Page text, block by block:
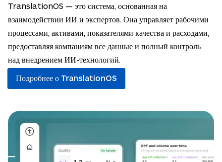
TranslationOS — это система, основанная на
взаимодействии ИИ и экспертов. Она управляет рабочими
процессами, активами, показателями качества и расходами,
предоставляя компаниям все данные и полный контроль
над внедрением ИИ-технологий.
Подробнее о TranslationOS